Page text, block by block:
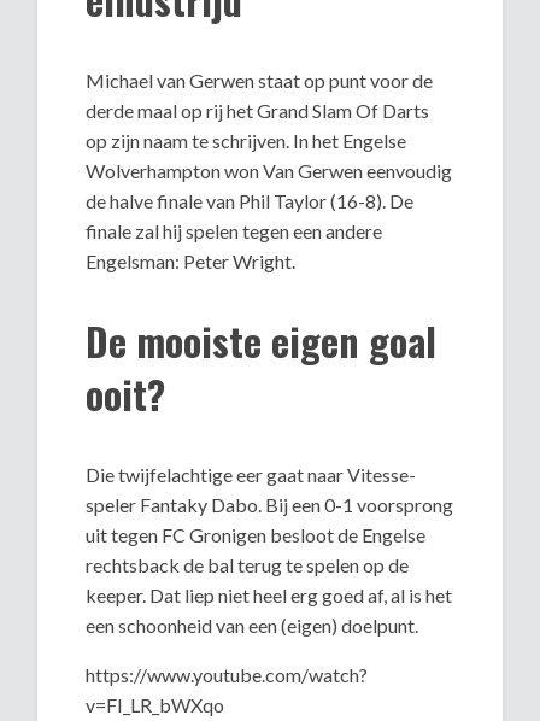
Michael van Gerwen staat op punt voor de
derde maal op rij het Grand Slam Of Darts
op zijn naam te schrijven. In het Engelse
Wolverhampton won Van Gerwen eenvoudig
de halve finale van Phil Taylor (16-8). De
finale zal hij spelen tegen een andere
Engelsman: Peter Wright.
De mooiste eigen goal
ooit?
Die twijfelachtige eer gaat naar Vitesse-
speler Fantaky Dabo. Bij een 0-1 voorsprong
uit tegen FC Gronigen besloot de Engelse
rechtsback de bal terug te spelen op de
keeper. Dat liep niet heel erg goed af, al is het
een schoonheid van een (eigen) doelpunt.
https://www.youtube.com/watch?
v=FI_LR_bWXqo